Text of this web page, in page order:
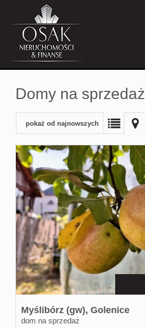
Domy na sprzedaż
pokaż od najnowszych
Myślibórz (gw), Golenice
dom na sprzedaż